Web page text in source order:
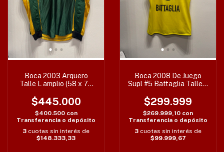
Boca 2003 Arquero
Talle L amplio (58 x 77
$445.000
$400.500 con
Transferencia o depósito
3 cuotas sin interés de
$148.333,33
Boca 2008 De Juego
Supl #5 Battaglia Talle L
$299.999
$269.999,10 con
Transferencia o depósito
3 cuotas sin interés de
$99.999,67